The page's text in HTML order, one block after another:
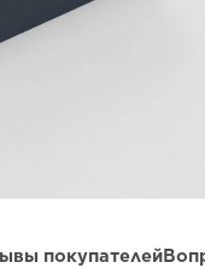
покупателей